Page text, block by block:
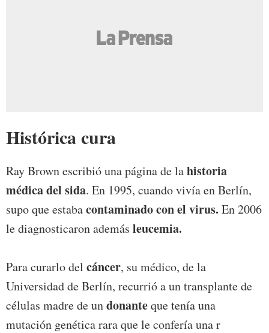
Histórica cura
Ray Brown escribió una página de lahistoria
médica del sida. En 1995, cuando vivía en Berlín,
supo que estabacontaminado con el virus. En 2006
le diagnosticaron además leucemia.
Para curarlo del cáncer, su médico, de la
Universidad de Berlín, recurrió a un transplante de
células madre de undonanteque tenía una
mutación genética rara que le confería una r